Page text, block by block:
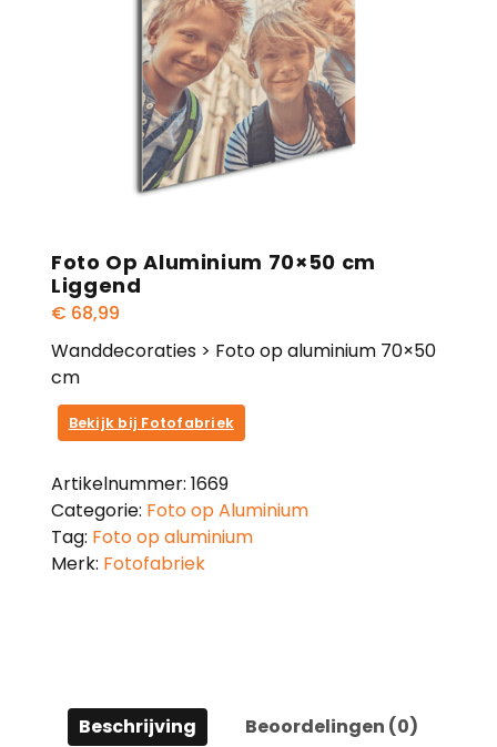
Foto Op Aluminium 70×50 cm
Liggend
€ 68,99
Wanddecoraties > Foto op aluminium 70×50
cm
Bekijk bij Fotofabriek
Artikelnummer: 1669
Categorie: Foto op Aluminium
Tag: Foto op aluminium
Merk: Fotofabriek
Beschrijving Beoordelingen (0)